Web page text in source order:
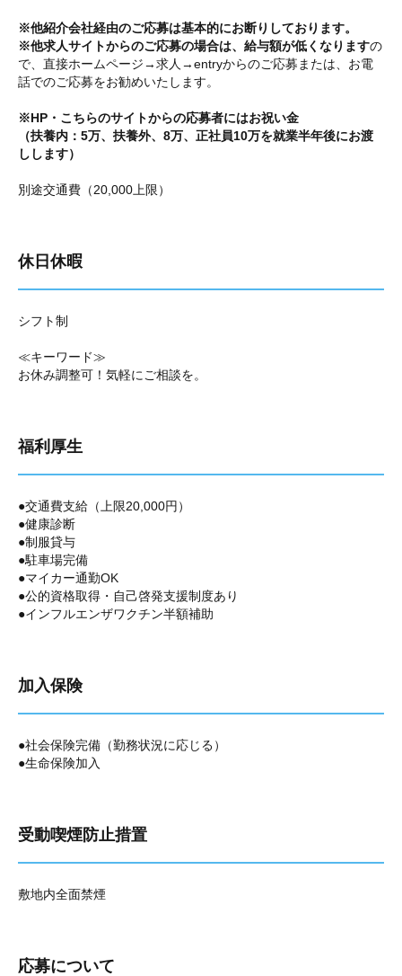
※他紹介会社経由のご応募は基本的にお断りしております。
※他求人サイトからのご応募の場合は、給与額が低くなりますの
で、直接ホームページ→求人→entryからのご応募または、お電
話でのご応募をお勧めいたします。
※HP・こちらのサイトからの応募者にはお祝い金
（扶養内：5万、扶養外、8万、正社員10万を就業半年後にお渡
しします）
別途交通費（20,000上限）
休日休暇
シフト制
≪キーワード≫
お休み調整可！気軽にご相談を。
福利厚生
●交通費支給（上限20,000円）
●健康診断
●制服貸与
●駐車場完備
●マイカー通勤OK
●公的資格取得・自己啓発支援制度あり
●インフルエンザワクチン半額補助
加入保険
●社会保険完備（勤務状況に応じる）
●生命保険加入
受動喫煙防止措置
敷地内全面禁煙
応募について